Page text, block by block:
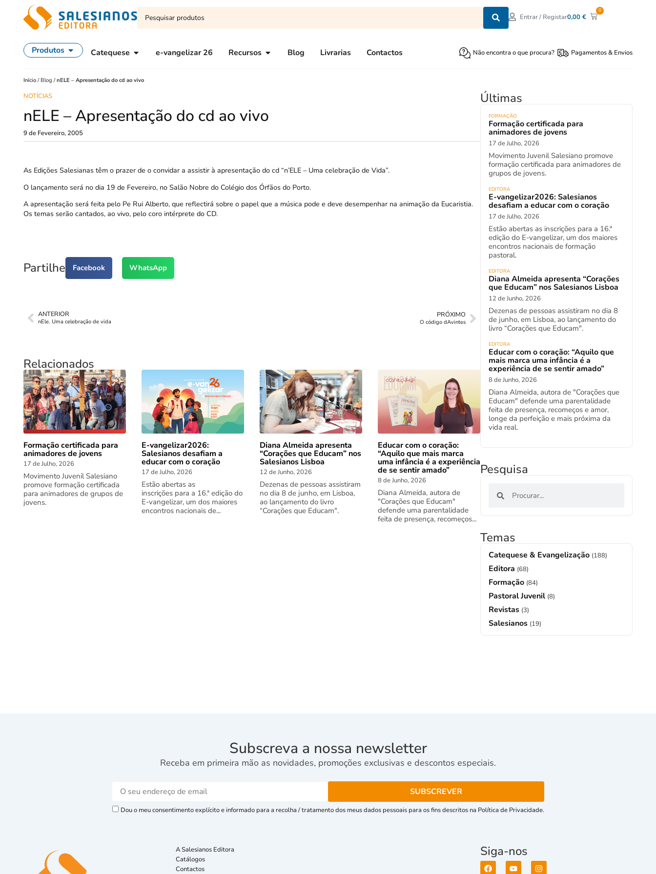
Entrar / Registar0,00€
0
Produtos Catequese e-vangelizar 26 Recursos Blog Livrarias Contactos Não encontra o que procura? Pagamentos & Envios
Início / Blog /nELE – Apresentação do cd ao vivo
NOTÍCIAS
nELE – Apresentação do cd ao vivo
9 de Fevereiro, 2005
As Edições Salesianas têm o prazer de o convidar a assistir à apresentação do cd “n’ELE – Uma celebração de Vida”.
O lançamento será no dia 19 de Fevereiro, no Salão Nobre do Colégio dos Órfãos do Porto.
A apresentação será feita pelo Pe Rui Alberto, que reflectirá sobre o papel que a música pode e deve desempenhar na animação da Eucaristia.
Os temas serão cantados, ao vivo, pelo coro intérprete do CD.
Partilhe Facebook WhatsApp
ANTERIOR
nEle. Uma celebração de vida
PRÓXIMO
O código dAvintes
Relacionados
Formação certificada para
animadores de jovens
17 de Julho, 2026
Movimento Juvenil Salesiano
promove formação certificada
para animadores de grupos de
jovens.
E-vangelizar2026:
Salesianos desafiam a
educar com o coração
17 de Julho, 2026
Estão abertas as
inscrições para a 16.ª edição do
E-vangelizar, um dos maiores
encontros nacionais de...
Diana Almeida apresenta
“Corações que Educam” nos
Salesianos Lisboa
12 de Junho, 2026
Dezenas de pessoas assistiram
no dia 8 de junho, em Lisboa,
ao lançamento do livro
“Corações que Educam".
Educar com o coração:
“Aquilo que mais marca
uma infância é a experiência
de se sentir amado”
8 de Junho, 2026
Diana Almeida, autora de
"Corações que Educam"
defende uma parentalidade
feita de presença, recomeços...
Últimas
FORMAÇÃO
Formação certificada para
animadores de jovens
17 de Julho, 2026
Movimento Juvenil Salesiano promove
formação certificada para animadores de
grupos de jovens.
EDITORA
E-vangelizar2026: Salesianos
desafiam a educar com o coração
17 de Julho, 2026
Estão abertas as inscrições para a 16.ª
edição do E-vangelizar, um dos maiores
encontros nacionais de formação
pastoral.
EDITORA
Diana Almeida apresenta “Corações
que Educam” nos Salesianos Lisboa
12 de Junho, 2026
Dezenas de pessoas assistiram no dia 8
de junho, em Lisboa, ao lançamento do
livro “Corações que Educam".
EDITORA
Educar com o coração: “Aquilo que
mais marca uma infância é a
experiência de se sentir amado”
8 de Junho, 2026
Diana Almeida, autora de "Corações que
Educam" defende uma parentalidade
feita de presença, recomeços e amor,
longe da perfeição e mais próxima da
vida real.
Pesquisa
Temas
Catequese & Evangelização (188)
Editora (68)
Formação (84)
Pastoral Juvenil (8)
Revistas (3)
Salesianos (19)
Subscreva a nossa newsletter
Receba em primeira mão as novidades, promoções exclusivas e descontos especiais.
Dou o meu consentimento explícito e informado para a recolha / tratamento dos meus dados pessoais para os fins descritos na Política de Privacidade.
A Salesianos Editora
Catálogos
Contactos
Siga-nos